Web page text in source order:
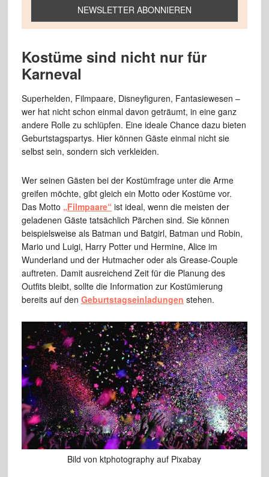
Kostüme sind nicht nur für
Karneval
Superhelden, Filmpaare, Disneyfiguren, Fantasiewesen –
wer hat nicht schon einmal davon geträumt, in eine ganz
andere Rolle zu schlüpfen. Eine ideale Chance dazu bieten
Geburtstagspartys. Hier können Gäste einmal nicht sie
selbst sein, sondern sich verkleiden.
Wer seinen Gästen bei der Kostümfrage unter die Arme
greifen möchte, gibt gleich ein Motto oder Kostüme vor.
Das Motto „Filmpaare“ ist ideal, wenn die meisten der
geladenen Gäste tatsächlich Pärchen sind. Sie können
beispielsweise als Batman und Batgirl, Batman und Robin,
Mario und Luigi, Harry Potter und Hermine, Alice im
Wunderland und der Hutmacher oder als Grease-Couple
auftreten. Damit ausreichend Zeit für die Planung des
Outfits bleibt, sollte die Information zur Kostümierung
bereits auf den Geburtstagseinladungen stehen.
Bild von ktphotography auf Pixabay